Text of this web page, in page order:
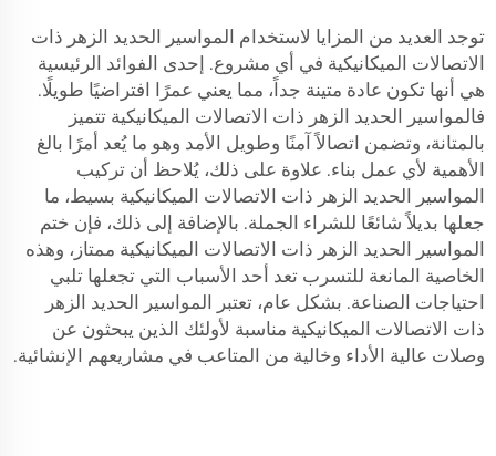
توجد العديد من المزايا لاستخدام المواسير الحديد الزهر ذات
الاتصالات الميكانيكية في أي مشروع. إحدى الفوائد الرئيسية
هي أنها تكون عادة متينة جداً، مما يعني عمرًا افتراضيًا طويلًا.
فالمواسير الحديد الزهر ذات الاتصالات الميكانيكية تتميز
بالمتانة، وتضمن اتصالاً آمنًا وطويل الأمد وهو ما يُعد أمرًا بالغ
الأهمية لأي عمل بناء. علاوة على ذلك، يُلاحظ أن تركيب
المواسير الحديد الزهر ذات الاتصالات الميكانيكية بسيط، ما
جعلها بديلاً شائعًا للشراء الجملة. بالإضافة إلى ذلك، فإن ختم
المواسير الحديد الزهر ذات الاتصالات الميكانيكية ممتاز، وهذه
الخاصية المانعة للتسرب تعد أحد الأسباب التي تجعلها تلبي
احتياجات الصناعة. بشكل عام، تعتبر المواسير الحديد الزهر
ذات الاتصالات الميكانيكية مناسبة لأولئك الذين يبحثون عن
وصلات عالية الأداء وخالية من المتاعب في مشاريعهم الإنشائية.